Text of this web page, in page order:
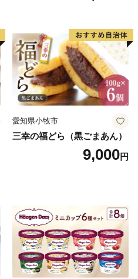
子 菓子 F4N-2298
愛知県小牧市
三幸の福どら（黒ごまあん）
9,000円